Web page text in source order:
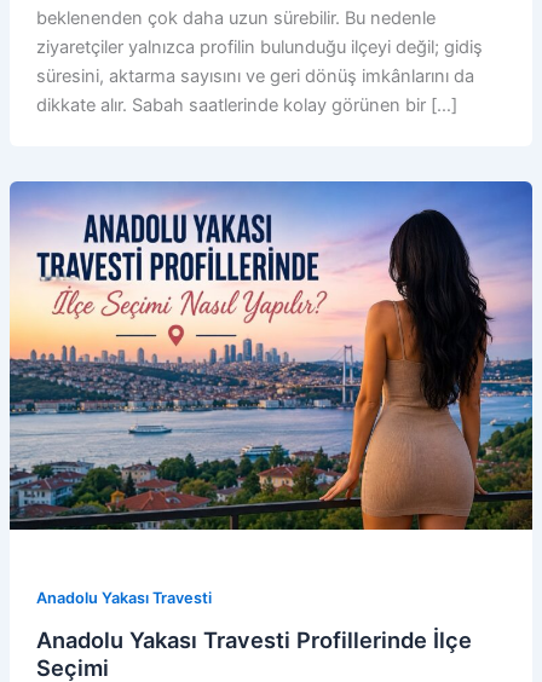
beklenenden çok daha uzun sürebilir. Bu nedenle
ziyaretçiler yalnızca profilin bulunduğu ilçeyi değil; gidiş
süresini, aktarma sayısını ve geri dönüş imkânlarını da
dikkate alır. Sabah saatlerinde kolay görünen bir […]
Anadolu Yakası Travesti
Anadolu Yakası Travesti Profillerinde İlçe
Seçimi